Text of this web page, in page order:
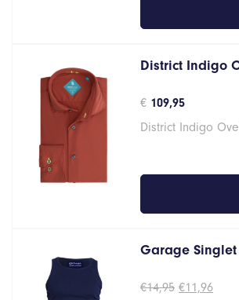
District Indigo
€ 109,95
District Indigo
Garage Singlet
€14,95 €11,96